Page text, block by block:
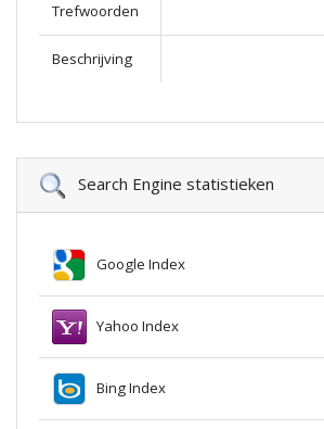
Trefwoorden
Beschrijving
Search Engine statistieken
Google Index
Yahoo Index
Bing Index